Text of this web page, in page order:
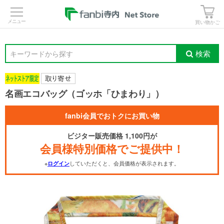
買い物かご
キーワードから探す 検索
名画エコバッグ（ゴッホ「ひまわり」）
fanbi会員でおトクにお買い物
ビジター販売価格 1,100円が
会員様特別価格でご提供中！
※ログインしていただくと、会員価格が表示されます。